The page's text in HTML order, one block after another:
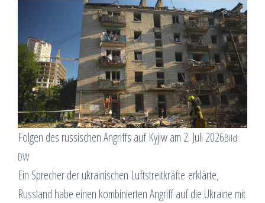
Folgen des russischen Angriffs auf Kyjiw am 2. Juli 2026Bild:
DW
Ein Sprecher der ukrainischen Luftstreitkräfte erklärte,
Russland habe einen kombinierten Angriff auf die Ukraine mit